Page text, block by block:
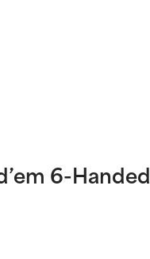
6-Handed